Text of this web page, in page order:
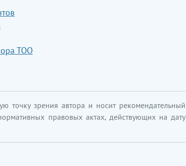
ТОО
точку зрения автора и носит рекомендательный
правовых актах, действующих на дату